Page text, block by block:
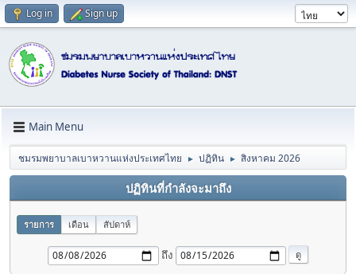
Log in Sign up
Main Menu
ชมรมพยาบาลเบาหวานแห่งประเทศไทย ► ปฏิทิน ► สิงหาคม 2026
ปฏิทินที่กำลังจะมาถึง
รายการ เดือน สัปดาห์
ถึง